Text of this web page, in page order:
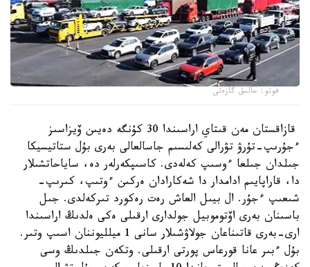
فوتو: حالىق گازەتى
قازاقستان مەن قىتاي اراسىندا 30 كۇنگە دەيىن ۆيزاسىز
ءجۇرىپ-تۇرۋ تۋرالى كەلىسىم جاسالعالى بەرى بۇل ستاتيسيكا
جىلدان جىلعا ءوسىپ كەلەدى. كاسىپكەرلەر دە، ساياحاتشىلار
دا، قاراپايىم ادامدار دا شەكارادان ەركىن ءوتىپ، كىرىپ-
شىعىپ ءجۇر. ال بيىل العاش رەت رەكورد تىركەلدى. جىل
باسىنان بەرى اۆتوموبيل جولدارى ارقىلى ەكى ەلدىڭ اراسىندا
ارى-بەرى قاتىناعان جولاۋشىلار سانى 1 ميلليوننان اسىپ وتىر.
بۇل ءبىر عانا قورعاس پورتى ارقىلى. وتكەن جىلدىڭ وسى